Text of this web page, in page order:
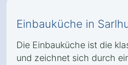
Einbauküche in
Die Einbauküche ist die
und zeichnet sich durch